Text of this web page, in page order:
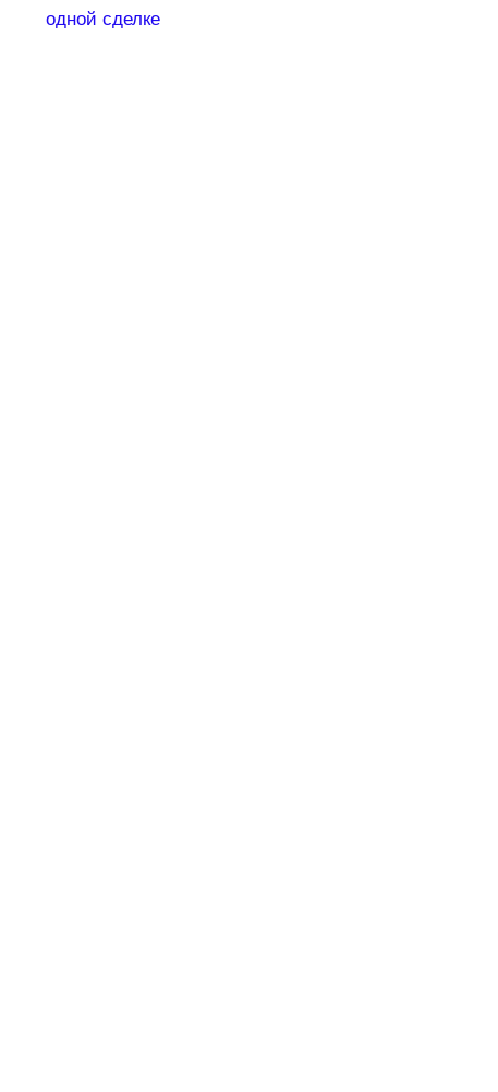
одной сделке